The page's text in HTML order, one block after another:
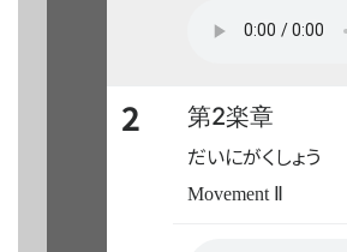
2
第2楽章
だいにがくしょう
Movement Ⅱ